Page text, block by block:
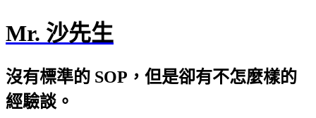
Mr. 沙先生
沒有標準的 SOP，但是卻有不怎麼樣的
經驗談。